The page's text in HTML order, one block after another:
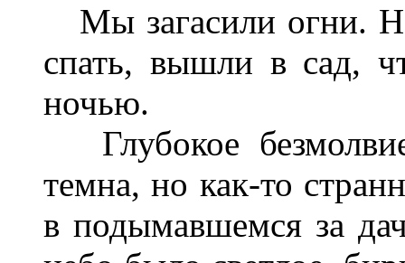
Мы загасили огни.
спать, вышли в сад,
ночью.
Глубокое
темна, но как-то
в подымавшемся за